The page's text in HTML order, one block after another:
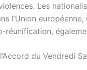
Les
l’Union
réunification,
du Vendredi